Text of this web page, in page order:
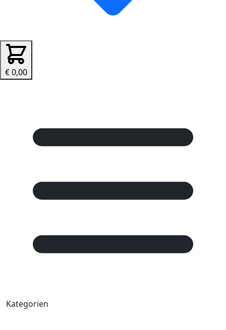
€ 0,00
Kategorien